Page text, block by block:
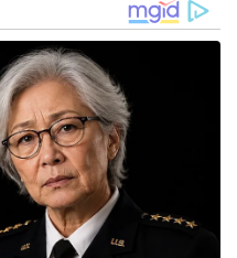
ആദ്യ പ്രണയം’;
ജീവൻ
അജയ്
2022 ജൂൺ മുതൽ
ധനശ്രീക്ക്
താരം